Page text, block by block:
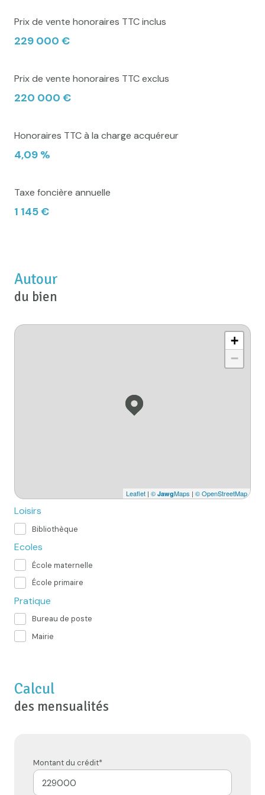
Prix de vente honoraires TTC inclus
229 000 €
Prix de vente honoraires TTC exclus
220 000 €
Honoraires TTC à la charge acquéreur
4,09 %
Taxe foncière annuelle
1 145 €
Autour
du bien
+
−
Leaflet | © JawgMaps | © OpenStreetMap
Loisirs
Bibliothèque
Ecoles
École maternelle
École primaire
Pratique
Bureau de poste
Mairie
Calcul
des mensualités
Montant du crédit*